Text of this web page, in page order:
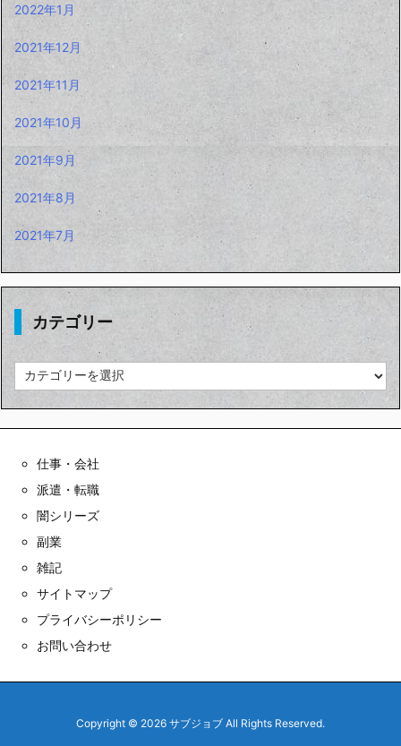
2022年1月
2021年12月
2021年11月
2021年10月
2021年9月
2021年8月
2021年7月
カテゴリー
テ
仕事・会社
派遣・転職
闇シリーズ
副業
雑記
サイトマップ
プライバシーポリシー
お問い合わせ
Copyright © 2026 サブジョブ All Rights Reserved.